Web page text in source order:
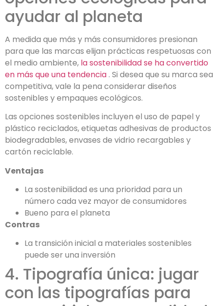
ayudar al planeta
A medida que más y más consumidores presionan
para que las marcas elijan prácticas respetuosas con
el medio ambiente, la sostenibilidad se ha convertido
en más que una tendencia . Si desea que su marca sea
competitiva, vale la pena considerar diseños
sostenibles y empaques ecológicos.
Las opciones sostenibles incluyen el uso de papel y
plástico reciclados, etiquetas adhesivas de productos
biodegradables, envases de vidrio recargables y
cartón reciclable.
Ventajas
La sostenibilidad es una prioridad para un
número cada vez mayor de consumidores
Bueno para el planeta
Contras
La transición inicial a materiales sostenibles
puede ser una inversión
4. Tipografía única: jugar
con las tipografías para